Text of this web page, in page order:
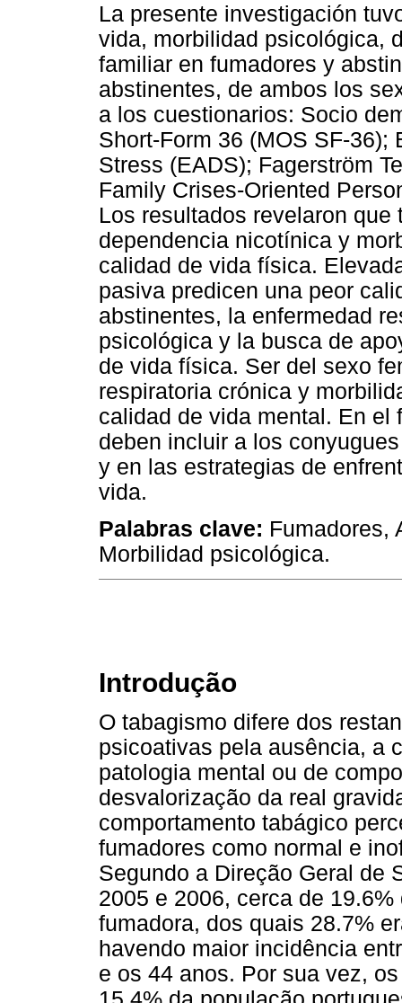
La presente investigación
vida, morbilidad psicológica,
familiar en fumadores y
abstinentes, de ambos los
a los cuestionarios: Socio
Short-Form 36 (MOS SF-
Stress (EADS); Fagerström
Family Crises-Oriented
Los resultados revelaron
dependencia nicotínica y
calidad de vida física.
pasiva predicen una peor
abstinentes, la enfermedad
psicológica y la busca de
de vida física. Ser del sexo
respiratoria crónica y
calidad de vida mental. En el
deben incluir a los
y en las estrategias de
vida.
Palabras clave: Fumadores,
Morbilidad psicológica.
Introdução
O tabagismo difere dos
psicoativas pela ausência, a
patologia mental ou de
desvalorização da real
comportamento tabágico
fumadores como normal e
Segundo a Direção Geral de
2005 e 2006, cerca de
fumadora, dos quais 28.7%
havendo maior incidência
e os 44 anos. Por sua vez,